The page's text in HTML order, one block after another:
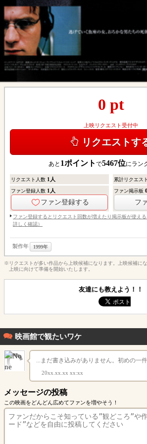
0 pt
上映リクエスト受付中
リクエストす
あと 1ポイント で5467位にラン
リクエスト人数 1 人 累計リクエス
ファン登録人数 1 人
ファン登録する
ファン掲示板
フ
ファン登録するとリクエスト回数が増えたり掲示板が使え
詳しく確認）
製作年 1999年
※リクエストが多い作品から上映候補になります。上映候補に
上映に向けて準備を開始いたします。
友達にも教えよう！！
映画館で観たいワケ
...まだ書き込みがありません。初めの一
20xx.xx.xx xx:xx
メッセージの投稿
この映画をどんどん広めてファンを増やそう！